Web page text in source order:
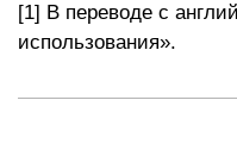
[1] В переводе с
использования».